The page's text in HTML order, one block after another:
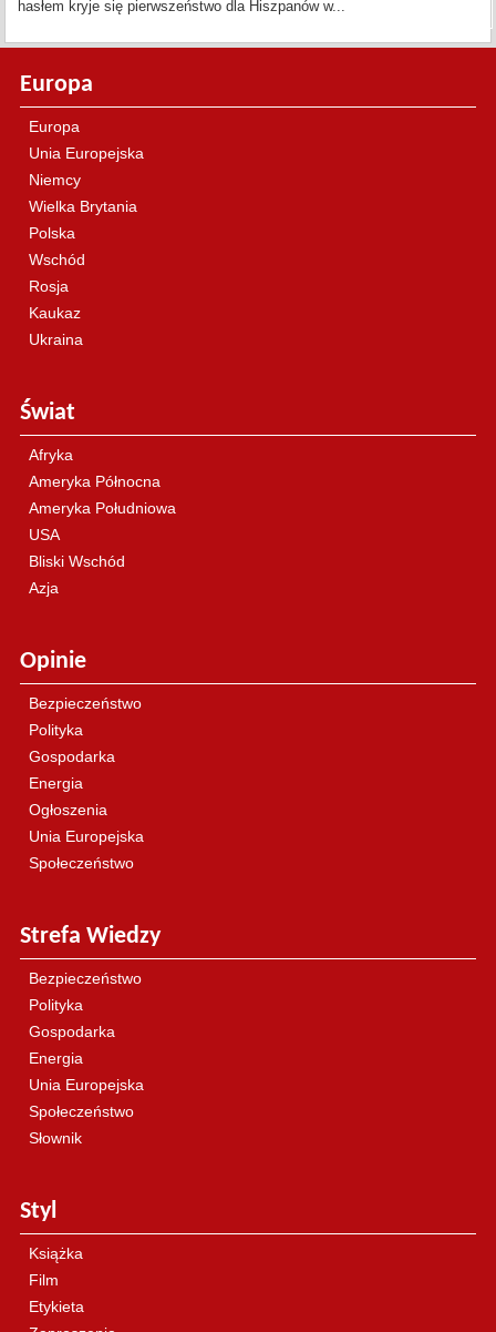
hasłem kryje się pierwszeństwo dla Hiszpanów w...
Europa
Europa
Unia Europejska
Niemcy
Wielka Brytania
Polska
Wschód
Rosja
Kaukaz
Ukraina
Świat
Afryka
Ameryka Północna
Ameryka Południowa
USA
Bliski Wschód
Azja
Opinie
Bezpieczeństwo
Polityka
Gospodarka
Energia
Ogłoszenia
Unia Europejska
Społeczeństwo
Strefa Wiedzy
Bezpieczeństwo
Polityka
Gospodarka
Energia
Unia Europejska
Społeczeństwo
Słownik
Styl
Książka
Film
Etykieta